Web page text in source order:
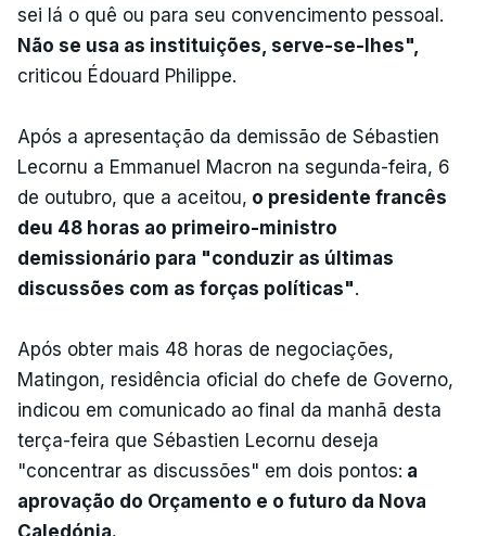
sei lá o quê ou para seu convencimento pessoal.
Não se usa as instituições, serve-se-lhes",
criticou Édouard Philippe.
Após a apresentação da demissão de Sébastien
Lecornu a Emmanuel Macron na segunda-feira, 6
de outubro, que a aceitou, o presidente francês
deu 48 horas ao primeiro-ministro
demissionário para "conduzir as últimas
discussões com as forças políticas".
Após obter mais 48 horas de negociações,
Matingon, residência oficial do chefe de Governo,
indicou em comunicado ao final da manhã desta
terça-feira que Sébastien Lecornu deseja
"concentrar as discussões" em dois pontos: a
aprovação do Orçamento e o futuro da Nova
Caledónia.